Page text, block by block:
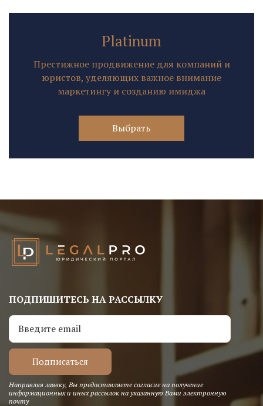
Platinum
Престижное продвижение для компаний и
юристов, уделяющих важное внимание
маркетингу и созданию имиджа
Выбрать
ПОДПИШИТЕСЬ НА РАССЫЛКУ
Направляя заявку, Вы предоставляете согласие на получение
информационных и иных рассылок на указанную Вами электронную
почту